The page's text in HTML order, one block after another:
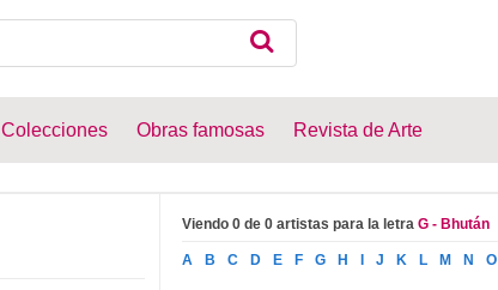
Colecciones Obras famosas Revista de Arte
Viendo 0 de 0 artistas para la letra G - Bhután
A B C D E F G H J K L M N O